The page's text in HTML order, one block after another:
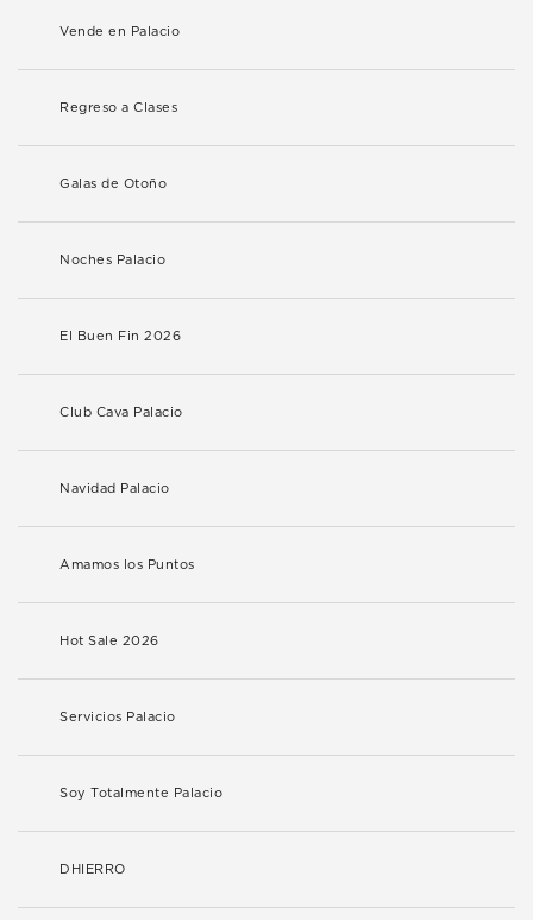
Vende en Palacio
Regreso a Clases
Galas de Otoño
Noches Palacio
El Buen Fin 2026
Club Cava Palacio
Navidad Palacio
Amamos los Puntos
Hot Sale 2026
Servicios Palacio
Soy Totalmente Palacio
DHIERRO